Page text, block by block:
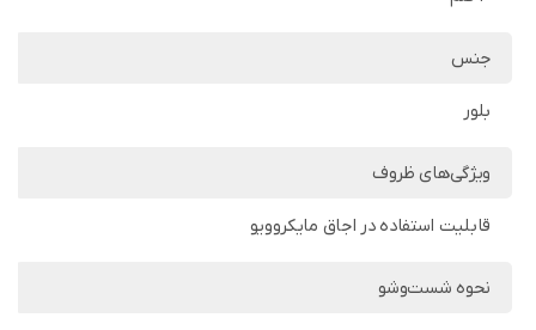
جنس
بلور
ویژگی‌های ظروف
قابلیت استفاده در اجاق مایکروویو
نحوه شست‌وشو